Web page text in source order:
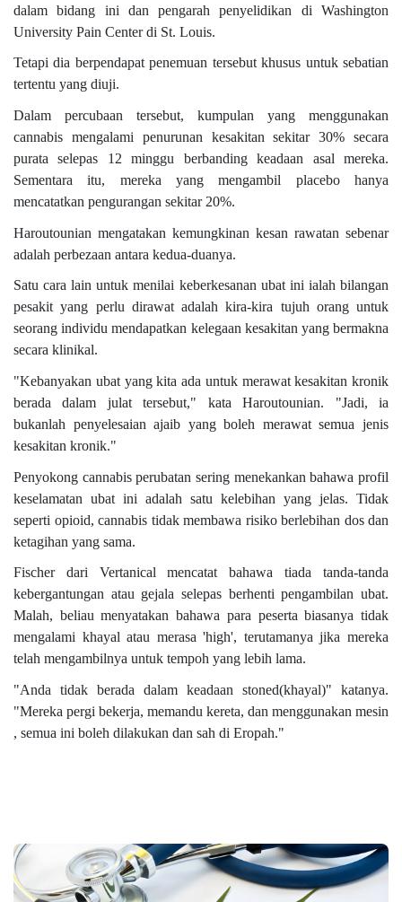
dalam bidang ini dan pengarah penyelidikan di Washington
University Pain Center di St. Louis.
Tetapi dia berpendapat penemuan tersebut khusus untuk sebatian
tertentu yang diuji.
Dalam percubaan tersebut, kumpulan yang menggunakan
cannabis mengalami penurunan kesakitan sekitar 30% secara
purata selepas 12 minggu berbanding keadaan asal mereka.
Sementara itu, mereka yang mengambil placebo hanya
mencatatkan pengurangan sekitar 20%.
Haroutounian mengatakan kemungkinan kesan rawatan sebenar
adalah perbezaan antara kedua-duanya.
Satu cara lain untuk menilai keberkesanan ubat ini ialah bilangan
pesakit yang perlu dirawat adalah kira-kira tujuh orang untuk
seorang individu mendapatkan kelegaan kesakitan yang bermakna
secara klinikal.
"Kebanyakan ubat yang kita ada untuk merawat kesakitan kronik
berada dalam julat tersebut," kata Haroutounian. "Jadi, ia
bukanlah penyelesaian ajaib yang boleh merawat semua jenis
kesakitan kronik."
Penyokong cannabis perubatan sering menekankan bahawa profil
keselamatan ubat ini adalah satu kelebihan yang jelas. Tidak
seperti opioid, cannabis tidak membawa risiko berlebihan dos dan
ketagihan yang sama.
Fischer dari Vertanical mencatat bahawa tiada tanda-tanda
kebergantungan atau gejala selepas berhenti pengambilan ubat.
Malah, beliau menyatakan bahawa para peserta biasanya tidak
mengalami khayal atau merasa 'high', terutamanya jika mereka
telah mengambilnya untuk tempoh yang lebih lama.
"Anda tidak berada dalam keadaan stoned(khayal)" katanya.
"Mereka pergi bekerja, memandu kereta, dan menggunakan mesin
, semua ini boleh dilakukan dan sah di Eropah."